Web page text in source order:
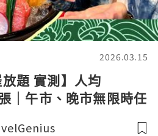
2026.03.15
題 實測】人均
午市、晚市無限時任
窮遊達人4K中字